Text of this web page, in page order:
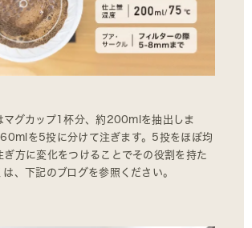
マグカップ1杯分、約200mlを抽出しま
を5投に分けて注ぎます。5投をほぼ均
ぎ方に変化をつけることでその役割を持た
、下記のブログを参照ください。